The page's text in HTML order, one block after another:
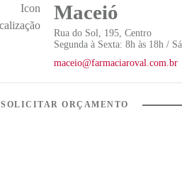
Maceió
Rua do Sol, 195, Centro
Segunda à Sexta: 8h às 18h /
maceio@farmaciaroval.com.br
SOLICITAR ORÇAMENTO